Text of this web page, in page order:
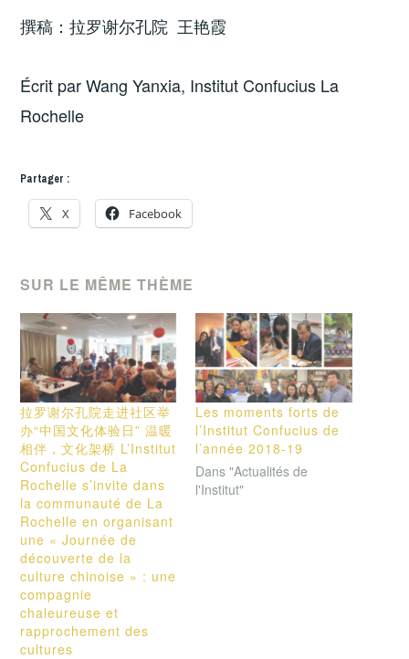
撰稿：拉罗谢尔孔院 王艳霞
Écrit par Wang Yanxia, Institut Confucius La
Rochelle
Partager :
X Facebook
SUR LE MÊME THÈME
拉罗谢尔孔院走进社区举
办“中国文化体验日” 温暖
相伴，文化架桥 L’Institut
Confucius de La
Rochelle s’invite dans
la communauté de La
Rochelle en organisant
une « Journée de
découverte de la
culture chinoise » : une
compagnie
chaleureuse et
rapprochement des
cultures
Les moments forts de
l’Institut Confucius de
l’année 2018-19
Dans "Actualités de
l'Institut"